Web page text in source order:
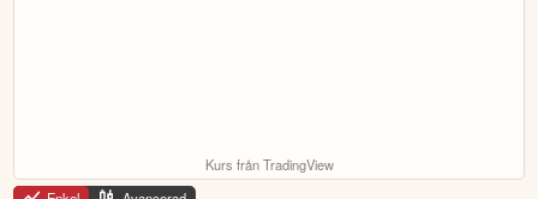
Kurs från TradingView